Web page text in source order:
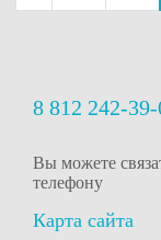
8 812 242-
Вы можете
телефону
Карта сайта